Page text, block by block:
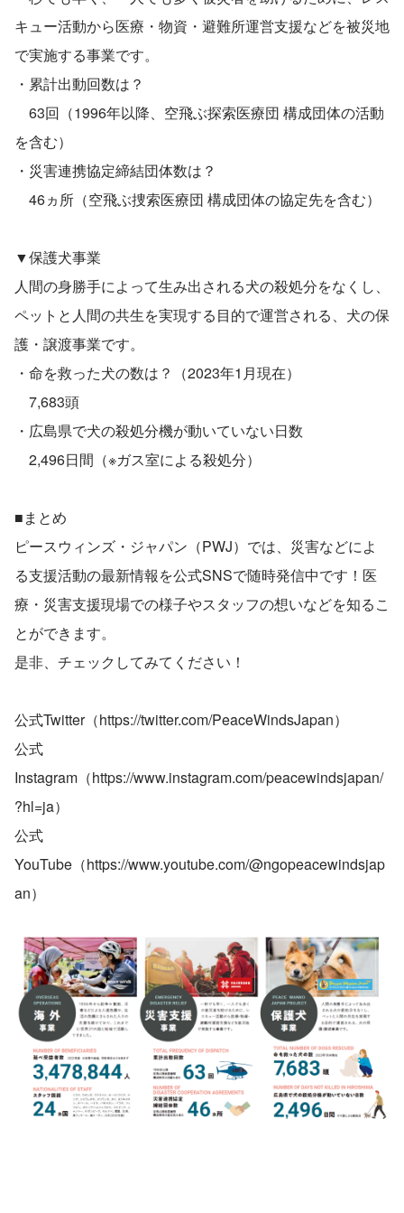
キュー活動から医療・物資・避難所運営支援などを被災地
で実施する事業です。
・累計出動回数は？
63回（1996年以降、空飛ぶ探索医療団 構成団体の活動
を含む）
・災害連携協定締結団体数は？
46ヵ所（空飛ぶ捜索医療団 構成団体の協定先を含む）
▼保護犬事業
人間の身勝手によって生み出される犬の殺処分をなくし、
ペットと人間の共生を実現する目的で運営される、犬の保
護・譲渡事業です。
・命を救った犬の数は？（2023年1月現在）
7,683頭
・広島県で犬の殺処分機が動いていない日数
2,496日間（※ガス室による殺処分）
■まとめ
ピースウィンズ・ジャパン（PWJ）では、災害などによ
る支援活動の最新情報を公式SNSで随時発信中です！医
療・災害支援現場での様子やスタッフの想いなどを知るこ
とができます。
是非、チェックしてみてください！
公式Twitter（https://twitter.com/PeaceWindsJapan）
公式
Instagram（https://www.instagram.com/peacewindsjapan/
?hl=ja）
公式
YouTube（https://www.youtube.com/@ngopeacewindsjap
an）